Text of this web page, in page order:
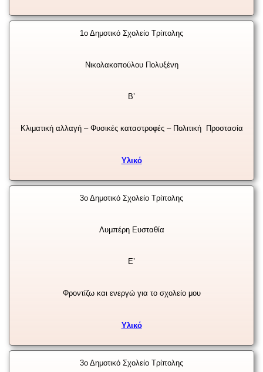
1ο Δημοτικό Σχολείο Τρίπολης
Νικολακοπούλου Πολυξένη
Β’
Κλιματική αλλαγή – Φυσικές καταστροφές – Πολιτική Προστασία
Υλικό
3ο Δημοτικό Σχολείο Τρίπολης
Λυμπέρη Ευσταθία
Ε’
Φροντίζω και ενεργώ για το σχολείο μου
Υλικό
3ο Δημοτικό Σχολείο Τρίπολης